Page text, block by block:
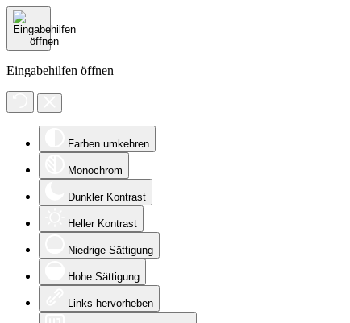
Eingabehilfen öffnen
Farben umkehren
Monochrom
Dunkler Kontrast
Heller Kontrast
Niedrige Sättigung
Hohe Sättigung
Links hervorheben